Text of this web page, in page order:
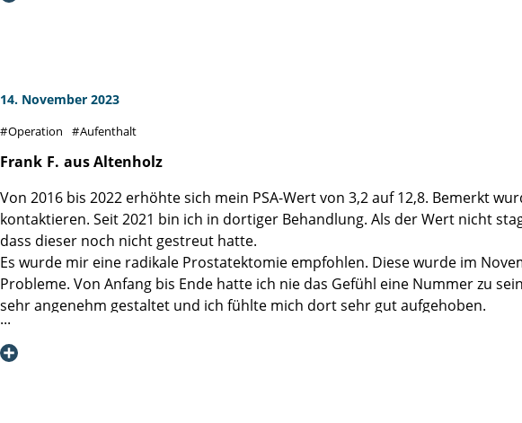
Organe befallen seien und wünschte weiterhin gute Genesung.
und insbesondere Frau Ulpo Pasto) empfinde.
Jedem, der wie ich mit solch einer Diagnose konfrontiert wird, kann ich
Es ist insofern auch nicht verwunderlich, dass Patienten aus den
14. November 2023
Operation Aufenthalt
Frank F. aus Altenholz
Von 2016 bis 2022 erhöhte sich mein PSA-Wert von 3,2 auf 12,8. Bemerkt
kontaktieren. Seit 2021 bin ich in dortiger Behandlung. Als der Wert nicht
dass dieser noch nicht gestreut hatte.
Es wurde mir eine radikale Prostatektomie empfohlen. Diese wurde im
Probleme. Von Anfang bis Ende hatte ich nie das Gefühl eine Nummer zu
sehr angenehm gestaltet und ich fühlte mich dort sehr gut aufgehoben.
In allen Belangen kann ich diesbezüglich nur positiv berichten und diese
worden zu sein.